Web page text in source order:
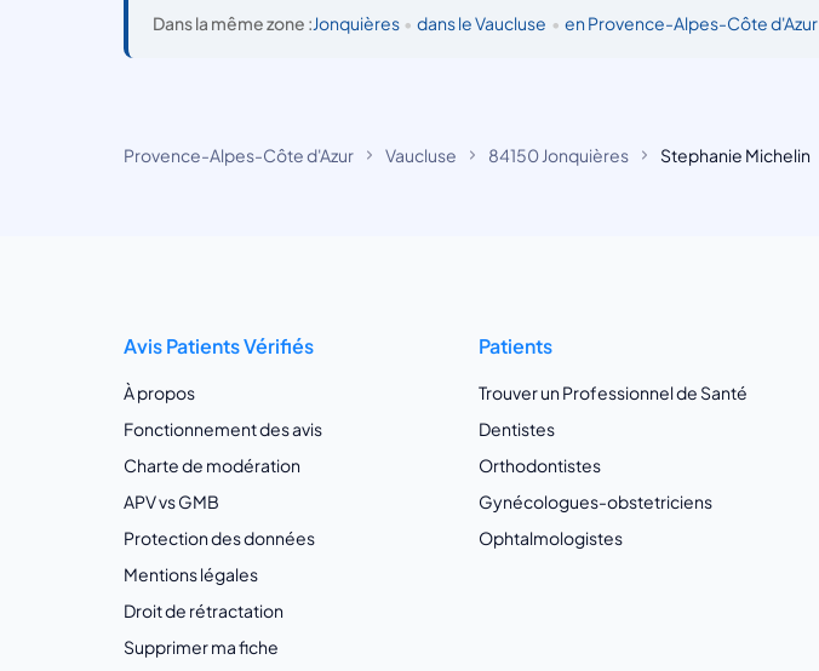
Dans la même zone :Jonquières • dans le Vaucluse • en Provence-Alpes-Côte d'Azur
Provence-Alpes-Côte d'Azur Vaucluse 84150 Jonquières Stephanie Michelin
Avis Patients Vérifiés
À propos
Fonctionnement des avis
Charte de modération
APV vs GMB
Protection des données
Mentions légales
Droit de rétractation
Supprimer ma fiche
Patients
Trouver un Professionnel de Santé
Dentistes
Orthodontistes
Gynécologues-obstetriciens
Ophtalmologistes